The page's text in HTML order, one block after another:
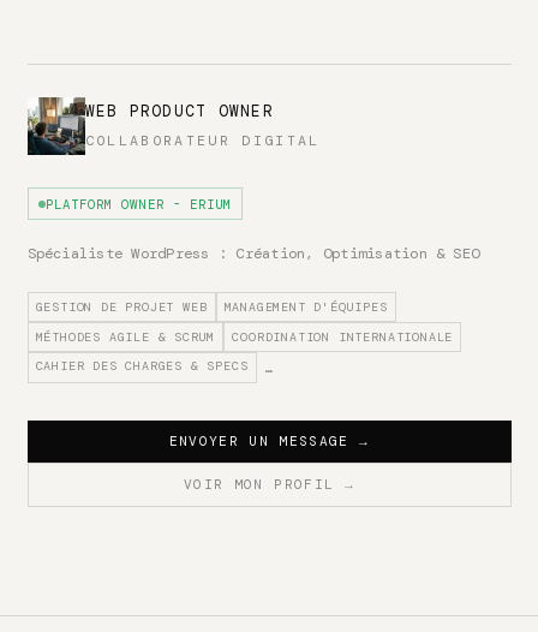
WEB PRODUCT OWNER
COLLABORATEUR DIGITAL
PLATFORM OWNER - ERIUM
Spécialiste WordPress : Création, Optimisation & SEO
GESTION DE PROJET WEB
MANAGEMENT D'ÉQUIPES
MÉTHODES AGILE & SCRUM
COORDINATION INTERNATIONALE
CAHIER DES CHARGES & SPECS
…
ENVOYER UN MESSAGE→
VOIR MON PROFIL →